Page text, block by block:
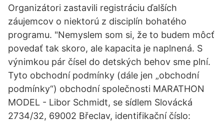
Organizátori zastavili registráciu ďalších
záujemcov o niektorú z disciplín bohatého
programu. "Nemyslem som si, že to budem môcť
povedať tak skoro, ale kapacita je naplnená. S
výnimkou pár čísel do detských behov sme plní.
Tyto obchodní podmínky (dále jen „obchodní
podmínky“) obchodní společnosti MARATHON
MODEL - Libor Schmidt, se sídlem Slovácká
2734/32, 69002 Břeclav, identifikační číslo: